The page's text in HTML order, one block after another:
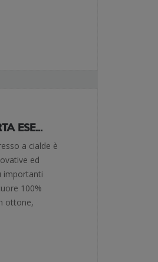
ESE...
a cialde è
ed
importanti
100%
ottone,